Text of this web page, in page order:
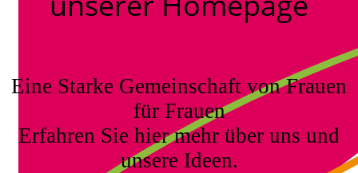
Eine Starke Gemeinschaft von Frauen
für Frauen
Erfahren Sie hier mehr über uns und
unsere Ideen.